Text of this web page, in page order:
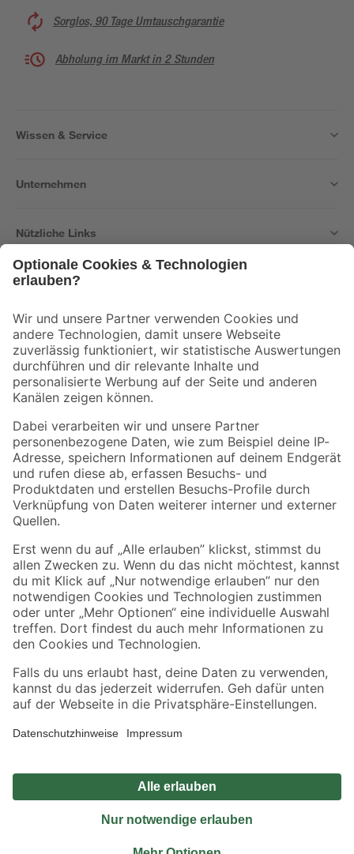
Sorglos, 90 Tage Umtauschgarantie
Abholung im Markt in 2 Stunden
Wissen & Service
Unternehmen
Nützliche Links
Der toom Newsletter: Keine Angebote und Aktionen mehr verpassen!
Zur Newsletter Anmeldung
Folge uns
Zahlungsarten Versandarten
Sicher einkaufen
Jetzt die toom-App herunterladen
Alle Preisangaben in EUR inkl. gesetzl. MwSt.. Die dargestellten Angebote sind unter
Umständen nicht in allen Märkten verfügbar. Die angegebenen Verfügbarkeiten beziehen
Produkte nur solange der Vorrat reicht.
*Paketversand ab 59 € versandkostenfrei, gilt nicht für Artikel mit Speditionsversand, hier
Privatsphäre Impressum
Nutzungsbedingungen
Widerrufsrecht
Vertrag widerrufen